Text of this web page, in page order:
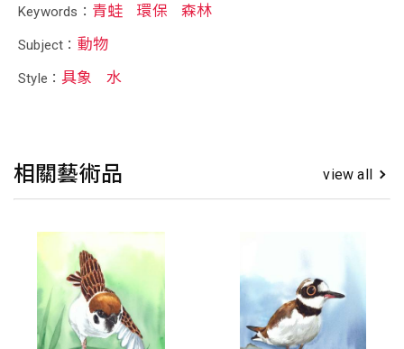
Keywords： 青蛙 環保 森林
Subject： 動物
Style： 具象 水
相關藝術品 view all